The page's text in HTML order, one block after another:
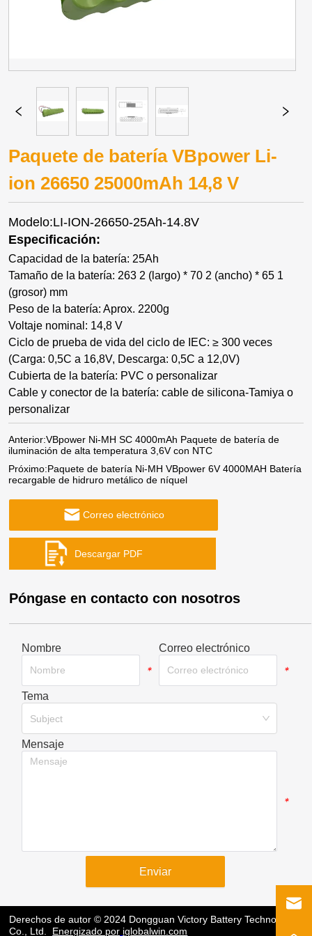
Paquete de batería VBpower Li-
ion 26650 25000mAh 14,8 V
Modelo:LI-ION-26650-25Ah-14.8V
Especificación:
Capacidad de la batería: 25Ah
Tamaño de la batería: 263 2 (largo) * 70 2 (ancho) * 65 1
(grosor) mm
Peso de la batería: Aprox. 2200g
Voltaje nominal: 14,8 V
Ciclo de prueba de vida del ciclo de IEC: ≥ 300 veces
(Carga: 0,5C a 16,8V, Descarga: 0,5C a 12,0V)
Cubierta de la batería: PVC o personalizar
Cable y conector de la batería: cable de silicona-Tamiya o
personalizar
Anterior:VBpower Ni-MH SC 4000mAh Paquete de batería de
iluminación de alta temperatura 3,6V con NTC
Próximo:Paquete de batería Ni-MH VBpower 6V 4000MAH Batería
recargable de hidruro metálico de níquel
Correo electrónico
Póngase en contacto con nosotros
Nombre
*
Correo electrónico
*
Tema
Subject
Mensaje
*
Enviar
Derechos de autor © 2024 Dongguan Victory Battery Technology
Co., Ltd.
Energizado por iglobalwin.com